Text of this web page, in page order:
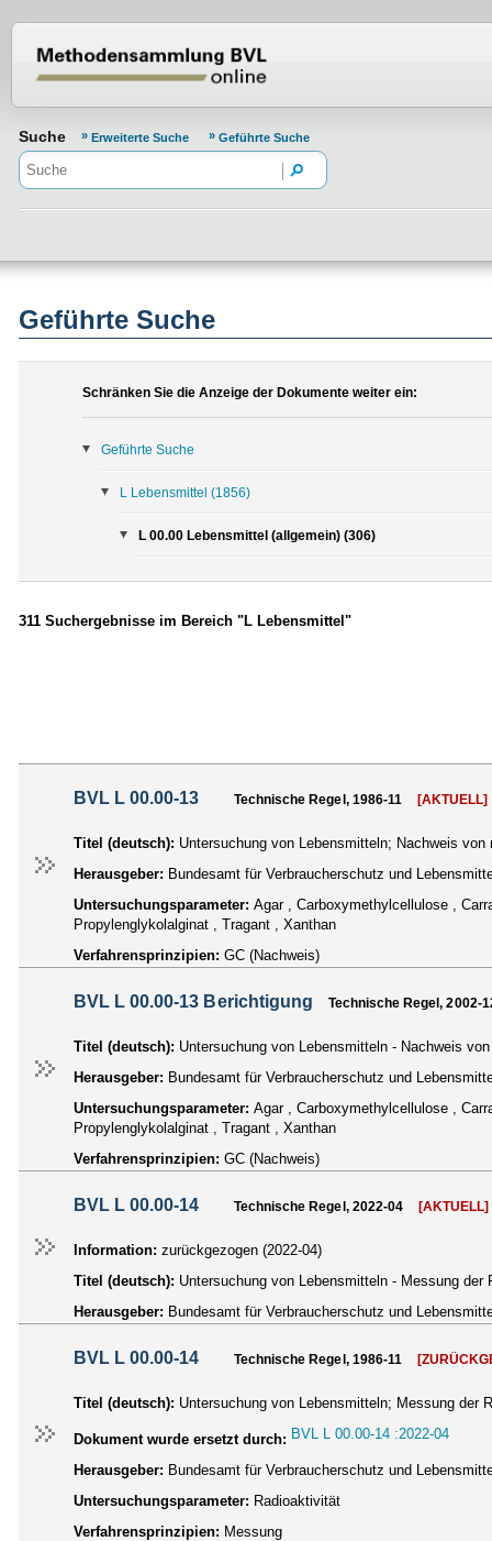
Suche Erweiterte Suche Geführte Suche
Geführte Suche
Schränken Sie die Anzeige der Dokumente weiter ein:
Geführte Suche
L Lebensmittel (1856)
L 00.00 Lebensmittel (allgemein) (306)
311 Suchergebnisse im Bereich "L Lebensmittel"
BVL L 00.00-13 Technische Regel, 1986-11 [AKTUELL]
Titel (deutsch): Untersuchung von Lebensmitteln; Nachweis
Herausgeber: Bundesamt für Verbraucherschutz und
Untersuchungsparameter: Agar , Carboxymethylcellulose ,
Propylenglykolalginat , Tragant , Xanthan
Verfahrensprinzipien: GC (Nachweis)
BVL L 00.00-13 Berichtigung Technische Regel, 2002-
Titel (deutsch): Untersuchung von Lebensmitteln - Nachweis
Herausgeber: Bundesamt für Verbraucherschutz und
Untersuchungsparameter: Agar , Carboxymethylcellulose ,
Propylenglykolalginat , Tragant , Xanthan
Verfahrensprinzipien: GC (Nachweis)
BVL L 00.00-14 Technische Regel, 2022-04 [AKTUELL]
Information: zurückgezogen (2022-04)
Titel (deutsch): Untersuchung von Lebensmitteln - Messung
Herausgeber: Bundesamt für Verbraucherschutz und
BVL L 00.00-14 Technische Regel, 1986-11
Titel (deutsch): Untersuchung von Lebensmitteln; Messung der
Dokument wurde ersetzt durch: BVL L 00.00-14 :2022-04
Herausgeber: Bundesamt für Verbraucherschutz und
Untersuchungsparameter: Radioaktivität
Verfahrensprinzipien: Messung